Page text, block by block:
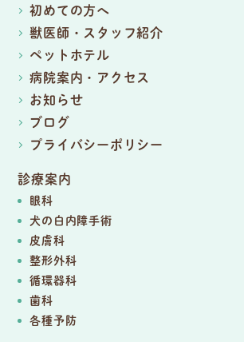
初めての方へ
獣医師・スタッフ紹介
ペットホテル
病院案内・アクセス
お知らせ
ブログ
プライバシーポリシー
診療案内
眼科
犬の白内障手術
皮膚科
整形外科
循環器科
歯科
各種予防